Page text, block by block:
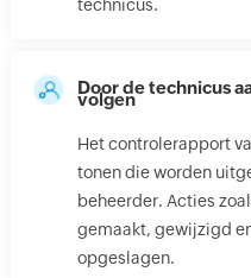
technicus.
Door de technicus
volgen
Het controlerapport
tonen die worden
beheerder. Acties
gemaakt, gewijzigd
opgeslagen.